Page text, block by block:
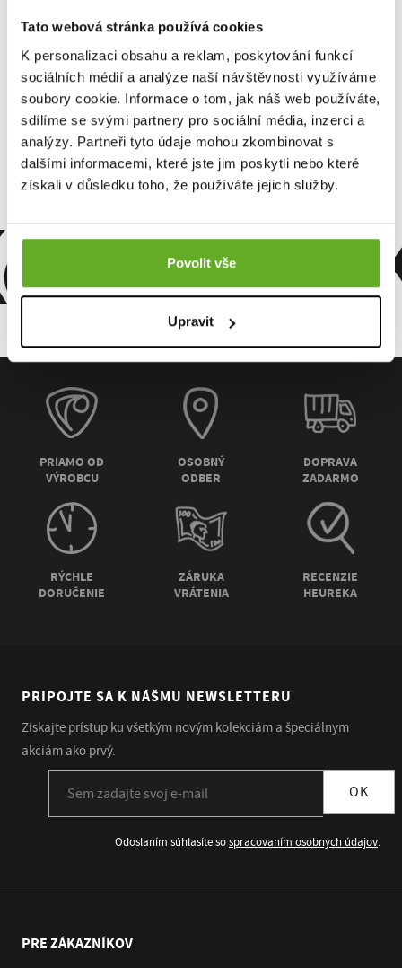
Tato webová stránka používá cookies
K personalizaci obsahu a reklam, poskytování funkcí
sociálních médií a analýze naší návštěvnosti využíváme
soubory cookie. Informace o tom, jak náš web používáte,
sdílíme se svými partnery pro sociální média, inzerci a
analýzy. Partneři tyto údaje mohou zkombinovat s
dalšími informacemi, které jste jim poskytli nebo které
získali v důsledku toho, že používáte jejich služby.
Povolit vše
Upravit
Pánske trenky REPRE4SC
EXCLUSIVE ALI...
15.96 €
PRIAMO OD
VÝROBCU
OSOBNÝ
ODBER
DOPRAVA
ZADARMO
RÝCHLE
DORUČENIE
ZÁRUKA
VRÁTENIA
RECENZIE
HEUREKA
PRIPOJTE SA K NÁŠMU NEWSLETTERU
Získajte prístup ku všetkým novým kolekciám a špeciálnym
akciám ako prvý.
OK
Odoslaním súhlasíte sospracovaním osobných údajov.
PRE ZÁKAZNÍKOV